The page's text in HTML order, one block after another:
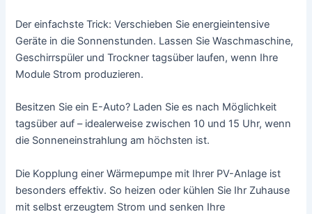
Der einfachste Trick: Verschieben Sie energieintensive
Geräte in die Sonnenstunden. Lassen Sie Waschmaschine,
Geschirrspüler und Trockner tagsüber laufen, wenn Ihre
Module Strom produzieren.
Besitzen Sie ein E-Auto? Laden Sie es nach Möglichkeit
tagsüber auf – idealerweise zwischen 10 und 15 Uhr, wenn
die Sonneneinstrahlung am höchsten ist.
Die Kopplung einer Wärmepumpe mit Ihrer PV-Anlage ist
besonders effektiv. So heizen oder kühlen Sie Ihr Zuhause
mit selbst erzeugtem Strom und senken Ihre